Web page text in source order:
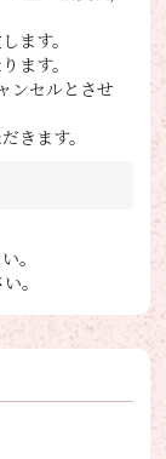
ます。
ます。
ンセルとさせ
きます。
。
。